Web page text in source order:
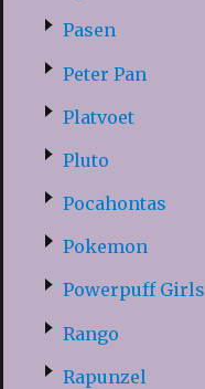
Pasen
Peter Pan
Platvoet
Pluto
Pocahontas
Pokemon
Powerpuff Girls
Rango
Rapunzel